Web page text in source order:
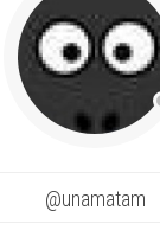
@unamatam